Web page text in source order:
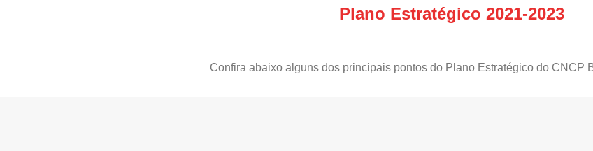
Plano Estratégico 2021-2023
Confira abaixo alguns dos principais pontos do Plano Estratégico do CNCP